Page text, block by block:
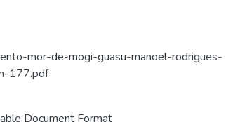
mor-de-mogi-guasu-manoel-rodrigues-
177.pdf
Document Format